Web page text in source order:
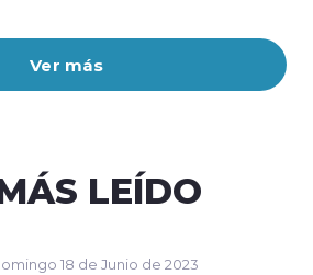
Ver más
LEÍDO
18 de Junio de 2023